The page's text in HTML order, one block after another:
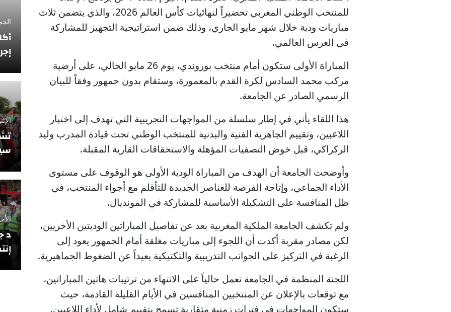
للمنتخب الوطني المغربي تحضيراً لنهائيات كأس العالم 2026، والذي يتضمن ثلاث
مباريات ودية خلال شهر مايو الجاري، وذلك ضمن استراتيجية التجهيز للمشاركة
في العرس العالمي.
المباراة الأولى ستكون أمام منتخب بوروندي، يوم 26 مايو الحالي، على أرضية
مركب محمد السادس لكرة القدم بالمعمورة، وستقام بدون جمهور وفقاً للبيان
الرسمي الصادر عن الجامعة.
هذا اللقاء يأتي في إطار سلسلة من المواجهات التجريبية التي تهدف إلى اختبار
اللاعبين، وتقييم الجاهزية الفنية والبدنية للمنتخب الوطني تحت قيادة المدرب وليد
الركراكي، قبل خوض التصفيات المؤهلة والاستحقاقات القارية المقبلة.
وأوضحت الجامعة أن الهدف من المباراة الودية الأولى هو الوقوف على مستوى
الأداء الجماعي، وإتاحة الفرصة للعناصر الجديدة للتأقلم مع أجواء المنتخب، في
ظل المنافسة على التشكيلة الأساسية للمشاركة في المونديال.
ولم تكشف الجامعة الملكية المغربية بعد عن تفاصيل المباراتين الوديتين الأخريين،
لكن مصادر مقربة أكدت أن اللجوء إلى مباريات مغلقة أمام الجمهور يعود إلى
الرغبة في التركيز على الجوانب التدريبية والتكتيكية بعيداً عن الضغوط الجماهيرية.
اللجنة المنظمة في الجامعة تعمل حالياً على الانتهاء من ترتيبات هاتين المباراتين،
مع توقعات بالإعلان عن المنتخبين المنافسين في الأيام القليلة القادمة، حيث
ستكون المواجهات في فترات زمنية متقاربة تسمح بتقييم شامل لأداء اللاعبين.
الجمعة 12
الإثنين 10
الأحد 5 أكتوبر
د